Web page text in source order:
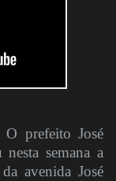
prefeito José
semana a
avenida José